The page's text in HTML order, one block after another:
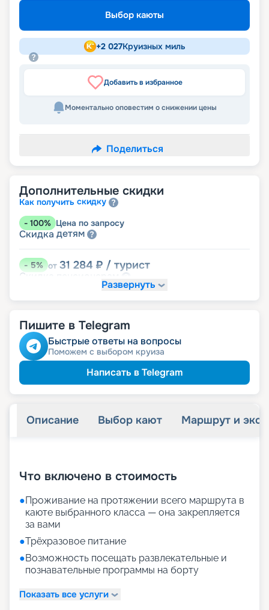
Выбор каюты
+2 027Круизных миль
Добавить в избранное
Моментально оповестим о снижении цены
Поделиться
Дополнительные скидки
Как получить скидку
- 100% Цена по запросу
Скидка детям
-5% от 31 284 ₽ / турист
Скидка
Развернуть
Пишите в Telegram
Быстрые ответы на вопросы
Поможем с выбором круиза
Написать в Telegram
Описание Выбор кают Маршрут и
Что включено в стоимость
●Проживание на протяжении всего маршрута в
каюте выбранного класса — она закрепляется
за вами
●Трёхразовое питание
●Возможность посещать развлекательные и
познавательные программы на борту
Показать все услуги